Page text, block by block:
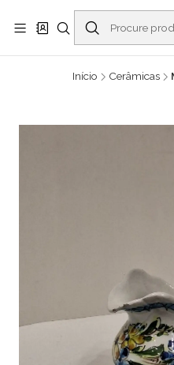
Buscantiguidades - Leilões.
Castelo -
Ler
Início Cerâmicas